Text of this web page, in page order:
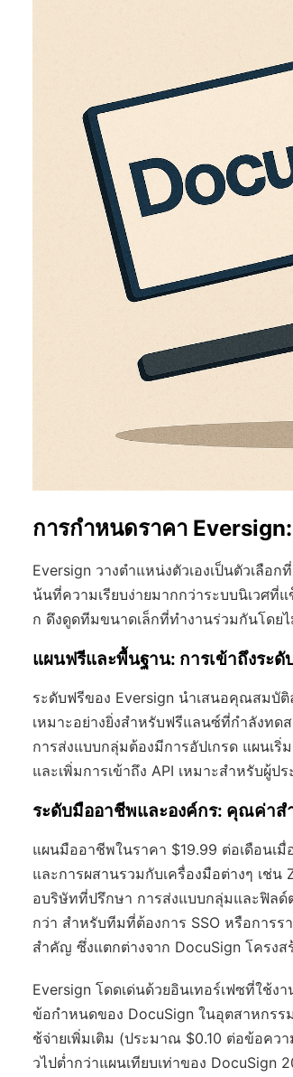
การกำหนดราคา
Eversign วางตำแหน่งตัวเองเป็นตัวเลือ
น้นที่ความเรียบง่ายมากกว่าระบบนิเวศที่
ก ดึงดูดทีมขนาดเล็กที่ทำงานร่วมกันโด
แผนฟรีและพื้นฐาน: การเข้าถึงระดั
ระดับฟรีของ Eversign นำเสนอคุณสมบั
เหมาะอย่างยิ่งสำหรับฟรีแลนซ์ที่กำลังท
การส่งแบบกลุ่มต้องมีการอัปเกรด แผนเริ่
และเพิ่มการเข้าถึง API เหมาะสำหรับผู้
ระดับมืออาชีพและองค์กร: คุณค่าส
แผนมืออาชีพในราคา $19.99 ต่อเดือนเมื่
และการผสานรวมกับเครื่องมือต่างๆ เช่
อบริษัทที่ปรึกษา การส่งแบบกลุ่มและฟิลด์
กว่า สำหรับทีมที่ต้องการ SSO หรือการ
สำคัญ ซึ่งแตกต่างจาก DocuSign โครง
Eversign โดดเด่นด้วยอินเทอร์เฟซที่ใช้
ข้อกำหนดของ DocuSign ในอุตสาหกร
ช้จ่ายเพิ่มเติม (ประมาณ $0.10 ต่อข้อค
วไปต่ำกว่าแผนเทียบเท่าของ